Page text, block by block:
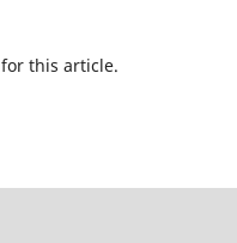
for this article.